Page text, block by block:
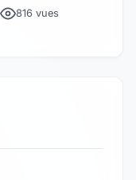
816 vues